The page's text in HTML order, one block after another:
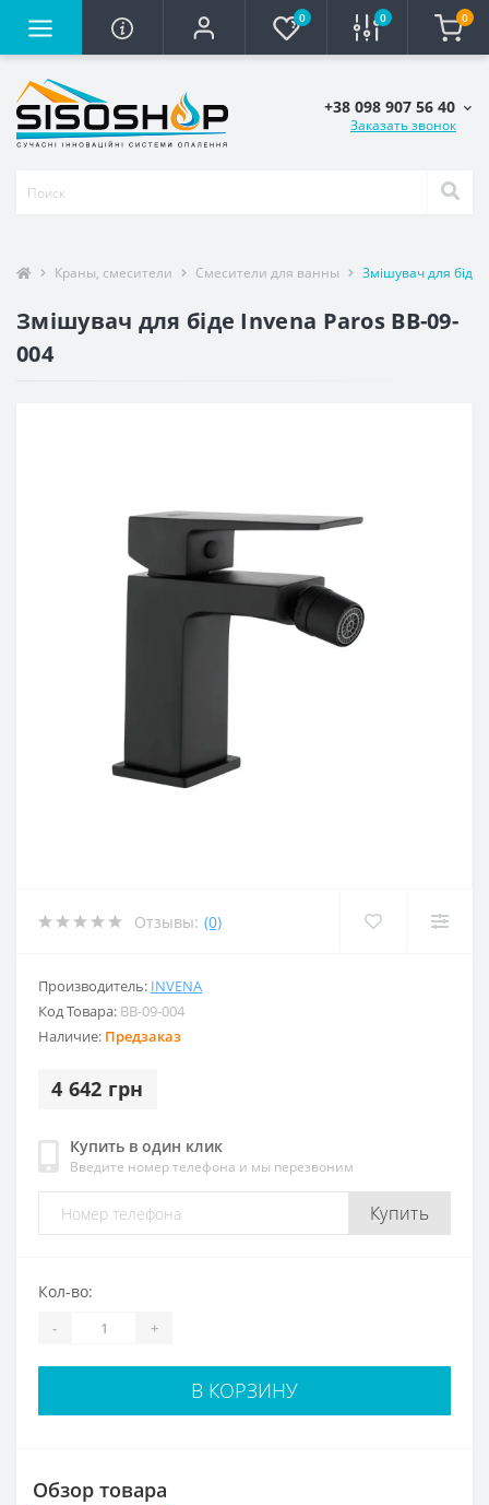
0 0 0
+38 098 907 56 40
Заказать звонок
Краны, смесители Смесители для ванны Змішувач для біде
Змішувач для біде Invena Paros BB-09-
004
Отзывы: (0)
Производитель: INVENA
Код Товара: BB-09-004
Наличие: Предзаказ
4 642 грн
Купить в один клик
Введите номер телефона и мы перезвоним
Купить
Кол-во:
- +
В КОРЗИНУ
Обзор товара